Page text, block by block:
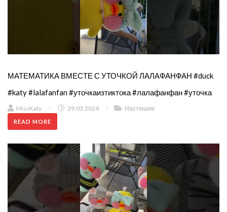
МАТЕМАТИКА ВМЕСТЕ С УТОЧКОЙ ЛАЛАФАНФАН #duck
#katy #lalafanfan #уточкаизтиктока #лалафанфан #уточка
MissKaty / 29.03.2024 / Настюшик
READ MORE